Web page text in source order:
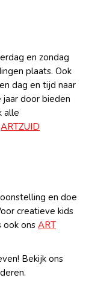
en zondag
plaats. Ook
dag en tijd naar
door bieden
alle
ARTZUID
en doe
creatieve kids
ook ons ART
Bekijk ons